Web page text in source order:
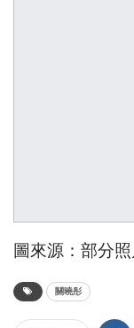
圖來源：部分
關曉彤